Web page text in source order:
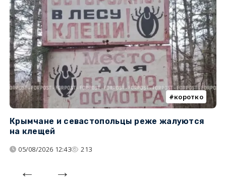
коротко
Крымчане и севастопольцы реже жалуются
на клещей
05/08/2026 12:43 213